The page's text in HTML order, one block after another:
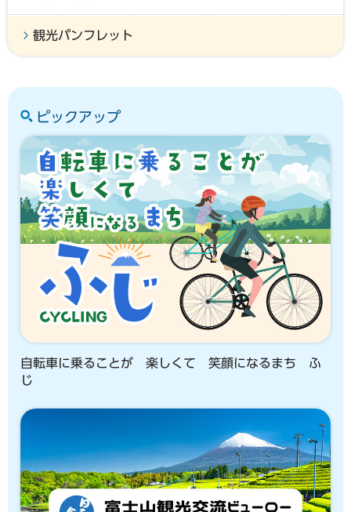
観光パンフレット
ピックアップ
自転車に乗ることが 楽しくて 笑顔になるまち ふ
じ